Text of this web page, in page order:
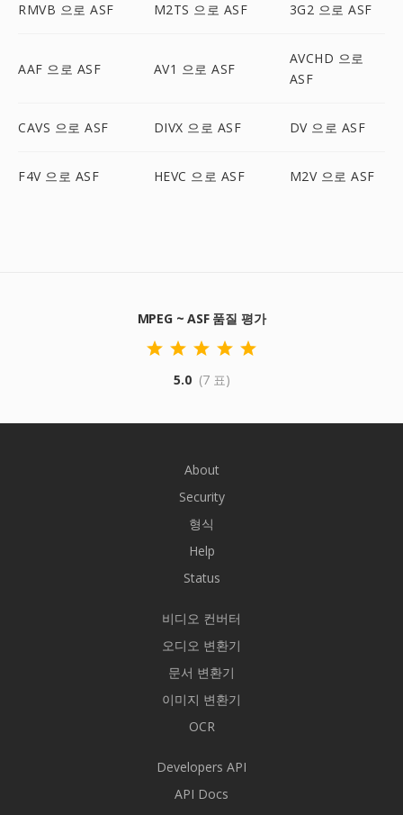
RMVB 으로 ASF M2TS 으로 ASF 3G2 으로 ASF
AAF 으로 ASF AV1 으로 ASF
AVCHD 으로
ASF
CAVS 으로 ASF DIVX 으로 ASF DV 으로 ASF
F4V 으로 ASF HEVC 으로 ASF M2V 으로 ASF
MPEG ~ ASF 품질 평가
5.0 (7 표)
About
Security
형식
Help
Status
비디오 컨버터
오디오 변환기
문서 변환기
이미지 변환기
OCR
Developers API
API Docs